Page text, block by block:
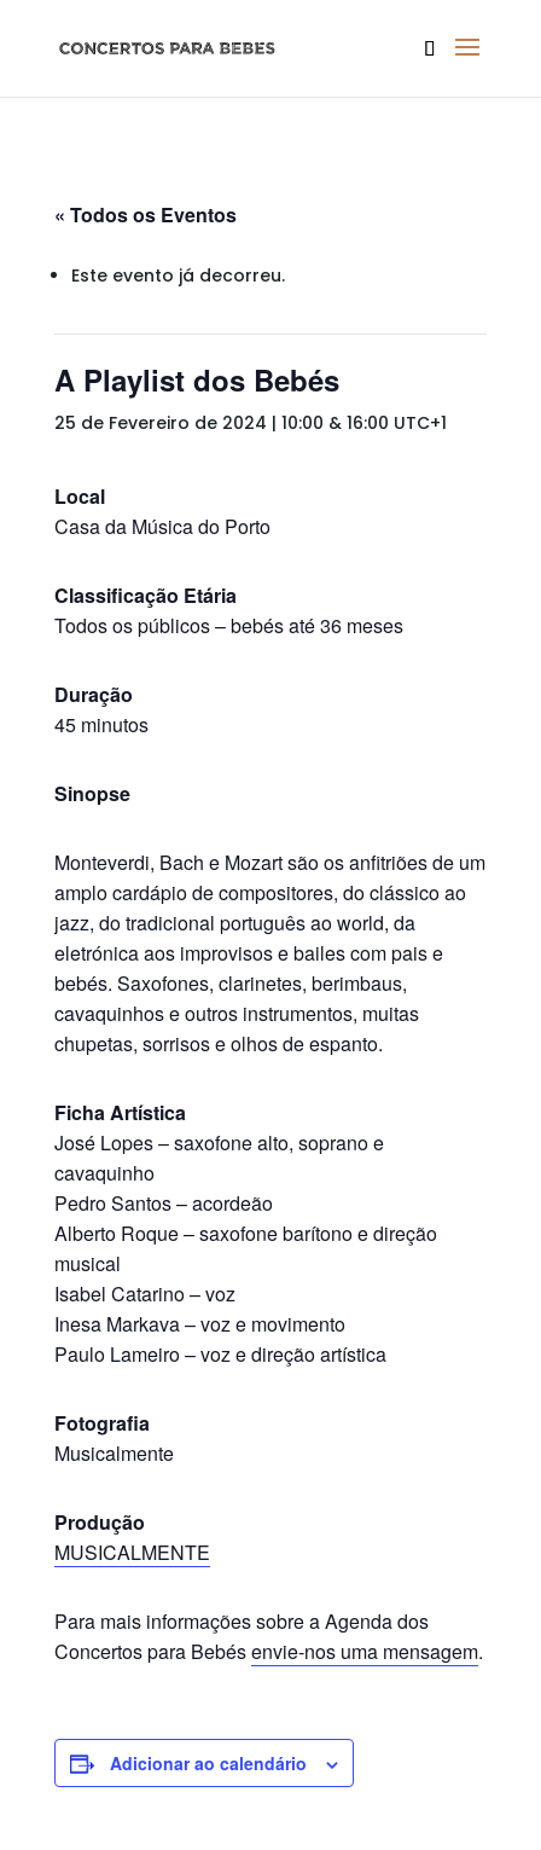
« Todos os Eventos
Este evento já decorreu.
A Playlist dos Bebés
25 de Fevereiro de 2024 | 10:00 & 16:00 UTC+1
Local
Casa da Música do Porto
Classificação Etária
Todos os públicos–bebés até 36 meses
Duração
45 minutos
Sinopse
Monteverdi, Bach e Mozart são os anfitriões de um
amplo cardápio de compositores, do clássico ao
jazz, do tradicional português ao world, da
eletrónica aos improvisos e bailes com pais e
bebés. Saxofones, clarinetes, berimbaus,
cavaquinhos e outros instrumentos, muitas
chupetas, sorrisos e olhos de espanto.
Ficha Artística
José Lopes – saxofone alto, soprano e
cavaquinho
Pedro Santos – acordeão
Alberto Roque – saxofone barítono e direção
musical
Isabel Catarino – voz
Inesa Markava – voz e movimento
Paulo Lameiro – voz e direção artística
Fotografia
Musicalmente
Produção
MUSICALMENTE
Para mais informações sobre a Agenda dos
Concertos para Bebésenvie-nos uma mensagem.
Adicionar ao calendário